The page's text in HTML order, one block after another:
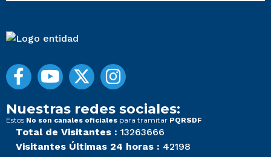
Nuestras redes sociales:
Estos No son canales oficiales para tramitar PQRSDF
Total de Visitantes : 13263666
Visitantes Últimas 24 horas : 42198